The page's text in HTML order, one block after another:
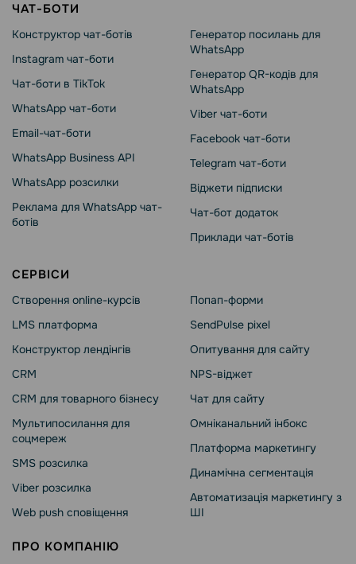
ЧАТ-БОТИ
Конструктор чат-ботів
Instagram чат-боти
Чат-боти в TikTok
WhatsApp чат-боти
Email-чат-боти
WhatsApp Business API
WhatsApp розсилки
Реклама для WhatsApp чат-
ботів
Генератор посилань для
WhatsApp
Генератор QR-кодів для
WhatsApp
Viber чат-боти
Facebook чат-боти
Telegram чат-боти
Віджети підписки
Чат-бот додаток
Приклади чат-ботів
СЕРВІСИ
Створення online-курсів
LMS платформа
Конструктор лендінгів
CRM
CRM для товарного бізнесу
Мультипосилання для
соцмереж
SMS розсилка
Viber розсилка
Web push сповіщення
Попап-форми
SendPulse pixel
Опитування для сайту
NPS-віджет
Чат для сайту
Омніканальний інбокс
Платформа маркетингу
Динамічна сегментація
Автоматизація маркетингу з
ШІ
ПРО КОМПАНІЮ